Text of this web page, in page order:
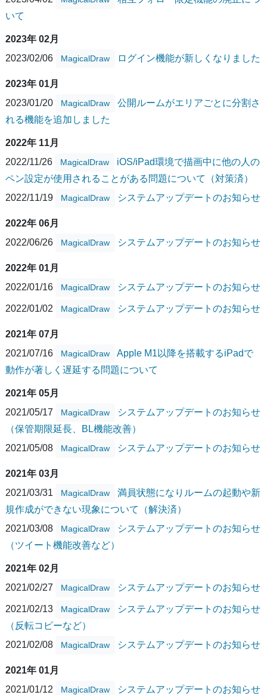
いて
2023年 02月
2023/02/06
MagicalDraw ログイン機能が新しくなりました
2023年 01月
2023/01/20
MagicalDraw
公開ルームがエリアごとに分割さ
れる機能を追加しました
2022年 11月
2022/11/26
MagicalDraw
iOS/iPad環境で描画中に他の人の
ペン設定が使用されることがある問題について（対策済）
2022/11/19
MagicalDraw システムアップデートのお知らせ
2022年 06月
2022/06/26
MagicalDraw システムアップデートのお知らせ
2022年 01月
2022/01/16
MagicalDraw システムアップデートのお知らせ
2022/01/02 MagicalDraw システムアップデートのお知らせ
2021年 07月
2021/07/16
MagicalDraw
Apple M1以降を搭載するiPadで
動作が著しく遅延する問題について
2021年 05月
2021/05/17
MagicalDraw
システムアップデートのお知らせ
（保管期限延長、BL機能改善）
2021/05/08
MagicalDraw システムアップデートのお知らせ
2021年 03月
2021/03/31
MagicalDraw
満員状態になりルームの起動や新
規作成ができない現象について（解決済）
2021/03/08
MagicalDraw
システムアップデートのお知らせ
（ツイート機能改善など）
2021年 02月
2021/02/27
MagicalDraw システムアップデートのお知らせ
2021/02/13 MagicalDraw
システムアップデートのお知らせ
（反転コピーなど）
2021/02/08
MagicalDraw システムアップデートのお知らせ
2021年 01月
2021/01/12
MagicalDraw
システムアップデートのお知らせ